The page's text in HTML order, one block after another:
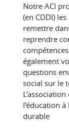
Notre ACI
(en CDDI)
remettre
reprendre
également
questions
social sur le
l’éducation
durable